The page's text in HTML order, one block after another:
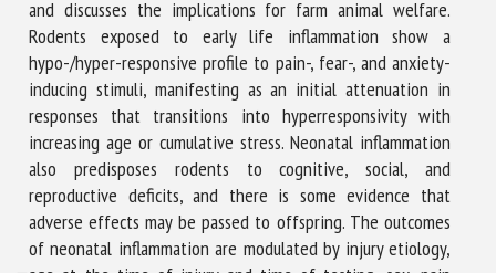
and discusses the implications for farm animal welfare.
Rodents exposed to early life inflammation show a
hypo-/hyper-responsive profile to pain-, fear-, and anxiety-
inducing stimuli, manifesting as an initial attenuation in
responses that transitions into hyperresponsivity with
increasing age or cumulative stress. Neonatal inflammation
also predisposes rodents to cognitive, social, and
reproductive deficits, and there is some evidence that
adverse effects may be passed to offspring. The outcomes
of neonatal inflammation are modulated by injury etiology,